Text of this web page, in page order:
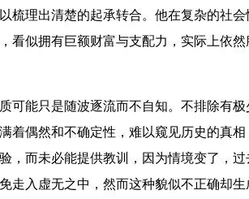
梳理出清楚的起承转合。他在复杂的社会
看似拥有巨额财富与支配力，实际上依然
可能只是随波逐流而不自知。不排除有极
着偶然和不确定性，难以窥见历史的真相
，而未必能提供教训，因为情境变了，过
走入虚无之中，然而这种貌似不正确却生